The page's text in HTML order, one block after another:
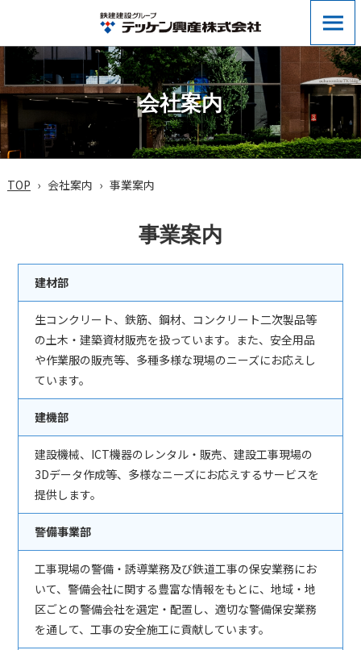
会社案内
TOP 会社案内 事業案内
事業案内
建材部
生コンクリート、鉄筋、鋼材、コンクリート二次製品等
の土木・建築資材販売を扱っています。また、安全用品
や作業服の販売等、多種多様な現場のニーズにお応えし
ています。
建機部
建設機械、ICT機器のレンタル・販売、建設工事現場の
3Dデータ作成等、多様なニーズにお応えするサービスを
提供します。
警備事業部
工事現場の警備・誘導業務及び鉄道工事の保安業務にお
いて、警備会社に関する豊富な情報をもとに、地域・地
区ごとの警備会社を選定・配置し、適切な警備保安業務
を通して、工事の安全施工に貢献しています。